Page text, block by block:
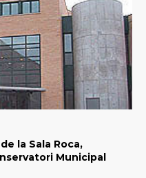
la Sala Roca,
Municipal